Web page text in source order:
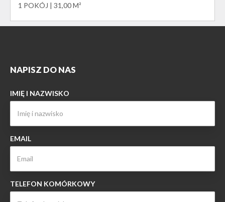
1 POKÓJ 31,00 M²
NAPISZ DO NAS
IMIĘ I NAZWISKO
EMAIL
TELEFON KOMÓRKOWY